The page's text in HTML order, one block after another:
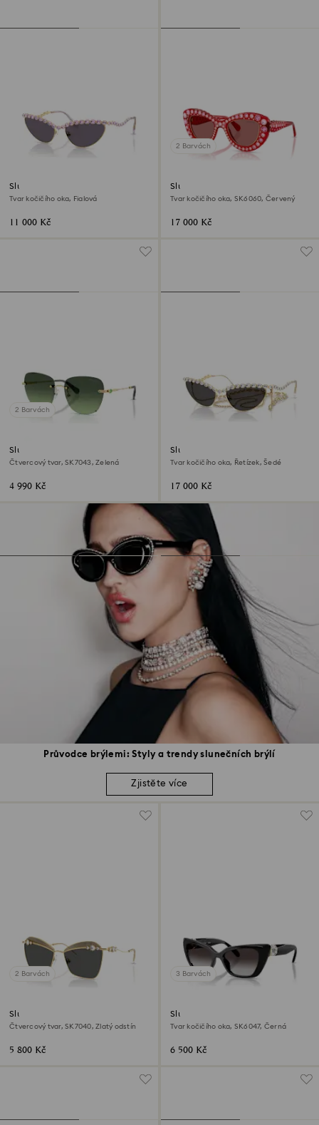
Průvodce brýlemi: Styly a trendy slunečních brýlí
Zjistěte více
Sluneční brýle
Tvar kočičího oka, Fialová
11 000 Kč
2 Barvách
Sluneční brýle
Tvar kočičího oka, SK6060, Červený
17 000 Kč
2 Barvách
Sluneční brýle
Čtvercový tvar, SK7043, Zelená
4 990 Kč
Sluneční brýle
Tvar kočičího oka, Řetízek, Šedé
17 000 Kč
2 Barvách
Sluneční brýle
Čtvercový tvar, SK7040, Zlatý odstín
5 800 Kč
3 Barvách
Sluneční brýle
Tvar kočičího oka, SK6047, Černá
6 500 Kč